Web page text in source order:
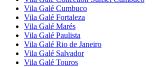
Vila Galé Cumbuco
Vila Galé Fortaleza
Vila Galé Marés
Vila Galé Paulista
Vila Galé Rio de Janeiro
Vila Galé Salvador
Vila Galé Touros